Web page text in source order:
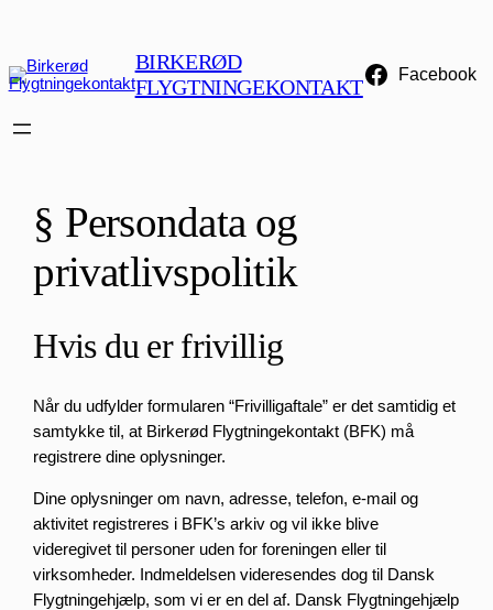
indhold
BIRKERØD
FLYGTNINGEKONTAKT
Facebook
§ Persondata og
privatlivspolitik
Hvis du er frivillig
Når du udfylder formularen “Frivilligaftale” er det samtidig et
samtykke til, at Birkerød Flygtningekontakt (BFK) må
registrere dine oplysninger.
Dine oplysninger om navn, adresse, telefon, e-mail og
aktivitet registreres i BFK’s arkiv og vil ikke blive
videregivet til personer uden for foreningen eller til
virksomheder. Indmeldelsen videresendes dog til Dansk
Flygtningehjælp, som vi er en del af. Dansk Flygtningehjælp